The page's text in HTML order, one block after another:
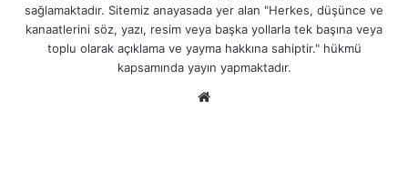
sağlamaktadır. Sitemiz anayasada yer alan "Herkes, düşünce ve
kanaatlerini söz, yazı, resim veya başka yollarla tek başına veya
toplu olarak açıklama ve yayma hakkına sahiptir." hükmü
kapsamında yayın yapmaktadır.